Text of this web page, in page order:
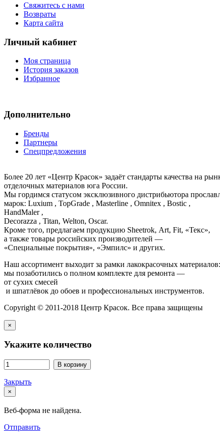
Свяжитесь с нами
Возвраты
Карта сайта
Личный кабинет
Моя страница
История заказов
Избранное
Дополнительно
Бренды
Партнеры
Спецпредложения
Более 20 лет «Центр Красок» задаёт стандарты качества на
отделочных материалов юга России.
Мы гордимся статусом эксклюзивного дистрибьютора
марок: Luxium , TopGrade , Masterline , Omnitex , Bostic ,
HandMaler ,
Decorazza , Titan, Welton, Oscar.
Кроме того, предлагаем продукцию Sheetrok, Art, Fit, «Текс»,
а также товары российских производителей —
«Специальные покрытия», «Эмпилс» и других.
Наш ассортимент выходит за рамки лакокрасочных
мы позаботились о полном комплекте для ремонта —
от сухих смесей
и шпатлёвок до обоев и профессиональных инструментов.
Copyright © 2011-2018 Центр Красок. Все права защищены
×
Укажите количество
В корзину
Закрыть
×
Веб-форма не найдена.
Отправить